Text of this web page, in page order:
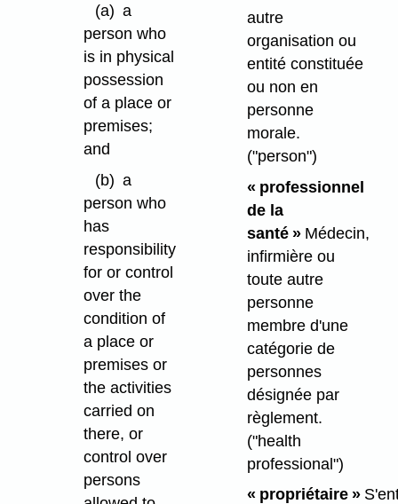
(a) a
person who
is in physical
possession
of a place or
premises;
and
(b) a
person who
has
responsibility
for or control
over the
condition of
a place or
premises or
the activities
carried on
there, or
control over
persons
autre
organisation ou
entité constituée
ou non en
personne
morale.
("person")
« professionnel
de la
santé »Médecin,
infirmière ou
toute autre
personne
membre d'une
catégorie de
personnes
désignée par
règlement.
("health
professional")
« propriétaire »